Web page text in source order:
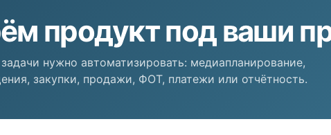
продукт под ваши
нужно автоматизировать: медиапланирование,
закупки, продажи, ФОТ, платежи или отчётность.